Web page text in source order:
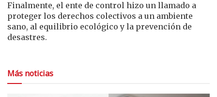
Finalmente, el ente de control hizo un llamado a
proteger los derechos colectivos a un ambiente
sano, al equilibrio ecológico y la prevención de
desastres.
Más noticias